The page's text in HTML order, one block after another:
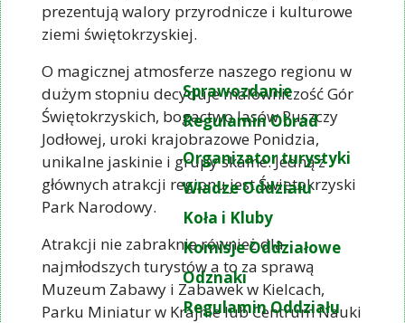
Sprawozdanie
Regulamin Obrad
Organizator turystyki
Władze Oddziału
Koła i Kluby
Komisje Oddziałowe
Odznaki
Regulamin Oddziału
prezentują walory przyrodnicze i kulturowe
ziemi świętokrzyskiej.
O magicznej atmosferze naszego regionu w
dużym stopniu decyduje malowniczość Gór
Świętokrzyskich, bogactwo lasów Puszczy
Jodłowej, uroki krajobrazowe Ponidzia,
unikalne jaskinie i grupy skalne. Jedną z
głównych atrakcji regionu jest Świętokrzyski
Park Narodowy.
Atrakcji nie zabraknie również dla
najmłodszych turystów a to za sprawą
Muzeum Zabawy i Zabawek w Kielcach,
Parku Miniatur w Krajnie lub Centrum Nauki